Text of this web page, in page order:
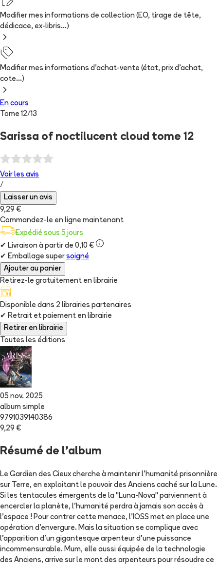
Modifier mes informations de collection (EO, tirage de tête,
dédicace, ex-libris...)
Modifier mes informations d'achat-vente (état, prix d'achat,
cote...)
En cours
Tome 12/13
Sarissa of noctilucent cloud tome 12
Voir les avis
/
Laisser un avis
9,29 €
Commandez-le en ligne maintenant
Expédié sous 5 jours
✔ Livraison à partir de 0,10 €
✔ Emballage super soigné
Ajouter au panier
Retirez-le gratuitement en librairie
Disponible dans 2 librairies partenaires
✔ Retrait et paiement en librairie
Retirer en librairie
Toutes les éditions
05 nov. 2025
album simple
9791039140386
9,29 €
Résumé de l'album
Le Gardien des Cieux cherche à maintenir l'humanité prisonnière
sur Terre, en exploitant le pouvoir des Anciens caché sur la Lune.
Si les tentacules émergents de la "Luna-Nova" parviennent à
encercler la planète, l'humanité perdra à jamais son accès à
l'espace ! Pour contrer cette menace, l'IOSS met en place une
opération d'envergure. Mais la situation se complique avec
l'apparition d'un gigantesque arpenteur d'une puissance
incommensurable. Mum, elle aussi équipée de la technologie
des Anciens, arrive sur le mont des arpenteurs pour résoudre ce